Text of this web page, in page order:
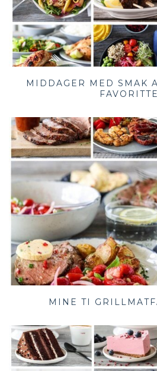
MIDDAGER MED SMAK
MINE TI